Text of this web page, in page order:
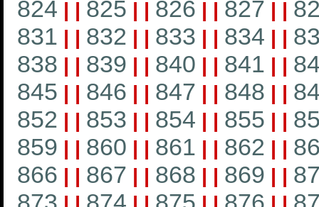
824 | | 825 | | 826 | | 827 | |
831 | | 832 | | 833 | | 834 | |
838 | | 839 | | 840 | | 841 | |
845 | | 846 | | 847 | | 848 | |
852 | | 853 | | 854 | | 855 | |
859 | | 860 | | 861 | | 862 | |
866 | | 867 | | 868 | | 869 | |